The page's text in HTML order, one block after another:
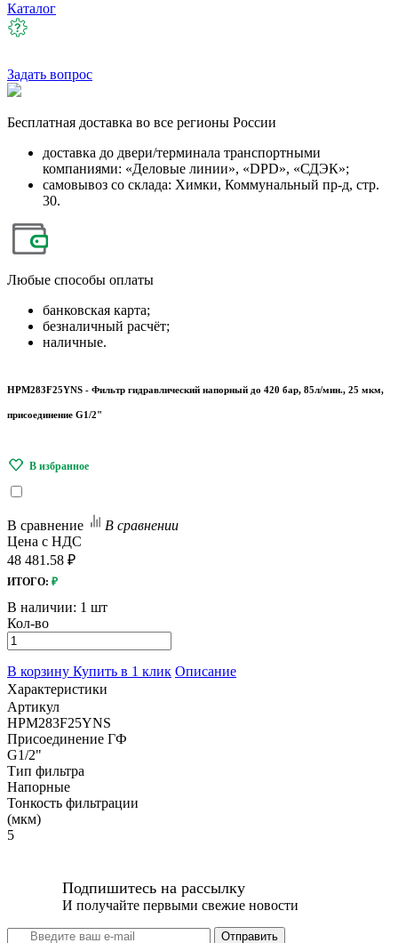
Каталог
Задать вопрос
Бесплатная доставка во все регионы России
доставка до двери/терминала транспортными
компаниями: «Деловые линии», «DPD», «СДЭК»;
самовывоз со склада: Химки, Коммунальный пр-д, стр.
30.
Любые способы оплаты
банковская карта;
безналичный расчёт;
наличные.
HPM283F25YNS - Фильтр гидравлический напорный до 420 бар, 85л/мин., 25 мкм,
присоединение G1/2"
В сравнение
В сравнении
Цена с НДС
48 481.58 ₽
ИТОГО: ₽
В наличии: 1 шт
Кол-во
В корзину Купить в 1 клик Описание
Характеристики
Артикул
HPM283F25YNS
Присоединение ГФ
G1/2"
Тип фильтра
Напорные
Тонкость фильтрации
(мкм)
5
Подпишитесь на рассылку
И получайте первыми свежие новости
Отправить